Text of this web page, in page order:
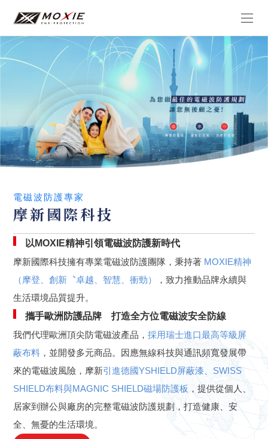
電磁波防護專家
摩新國際科技
以MOXIE精神引領電磁波防護新時代
摩新國際科技擁有專業電磁波防護團隊，秉持著 MOXIE精神
（摩登、創新︑卓越、智慧、衝勁）
，致力推動品牌永續與
生活環境品質提升。
攜手歐洲防護品牌 打造全方位電磁波安全防線
我們代理歐洲頂尖防電磁波產品，採用瑞士進口最高等級屏
蔽布料 ，並開發多元商品。因應無線科技與通訊頻寬發展帶
來的電磁波風險，摩新引進德國YSHIELD屏蔽漆、SWISS
SHIELD布料與MAGNIC SHIELD磁場防護板，提供從個人、
居家到辦公與廠房的完整電磁波防護規劃，打造健康、安
全、無憂的生活環境。